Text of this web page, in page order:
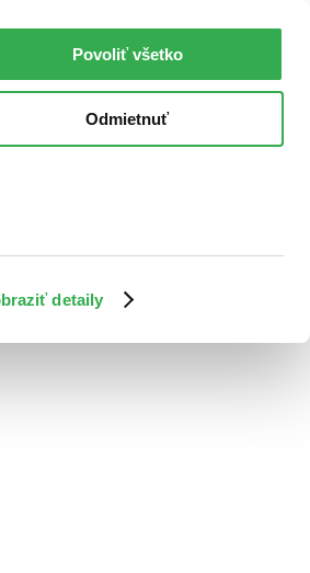
detaily
Povoliť všetko
Odmietnuť